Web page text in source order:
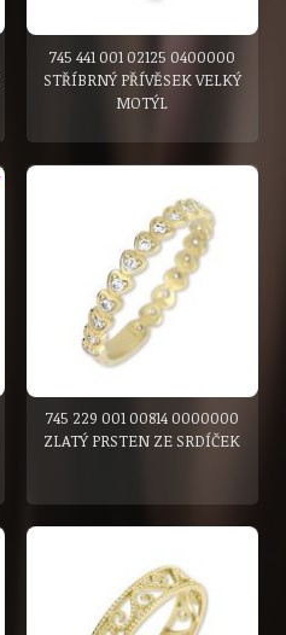
745 441 001 02125 0400000
STŘÍBRNÝ PŘÍVĚSEK VELKÝ
MOTÝL
745 229 001 00814 0000000
ZLATÝ PRSTEN ZE SRDÍČEK